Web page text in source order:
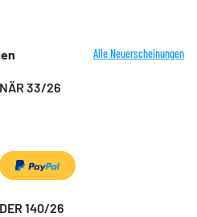
Alle Neuerscheinungen
33/26
140/26